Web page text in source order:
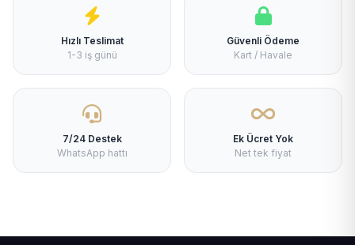
Hızlı Teslimat
1-3 iş günü
Güvenli Ödeme
Kart / Havale
7/24 Destek
WhatsApp hattı
Ek Ücret Yok
Net tek fiyat